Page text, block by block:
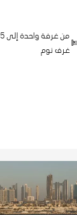
من غرفة واحدة إلى 5
غرف نوم